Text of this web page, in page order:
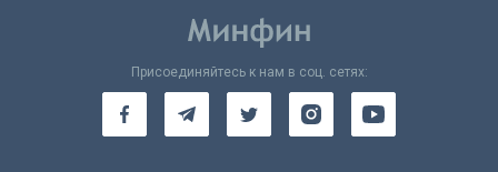
Присоединяйтесь к нам в соц. сетях: